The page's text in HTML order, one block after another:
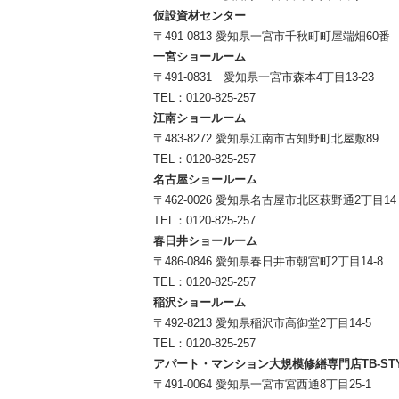
仮設資材センター
〒491-0813 愛知県一宮市千秋町町屋端畑60番
一宮ショールーム
〒491-0831 愛知県一宮市森本4丁目13-23
TEL： 0120-825-257
江南ショールーム
〒483-8272 愛知県江南市古知野町北屋敷89
TEL： 0120-825-257
名古屋ショールーム
〒462-0026 愛知県名古屋市北区萩野通2丁目14
TEL： 0120-825-257
春日井ショールーム
〒486-0846 愛知県春日井市朝宮町2丁目14-8
TEL： 0120-825-257
稲沢ショールーム
〒492-8213 愛知県稲沢市高御堂2丁目14-5
TEL： 0120-825-257
アパート・マンション大規模修繕専門店TB-
〒491-0064 愛知県一宮市宮西通8丁目25-1